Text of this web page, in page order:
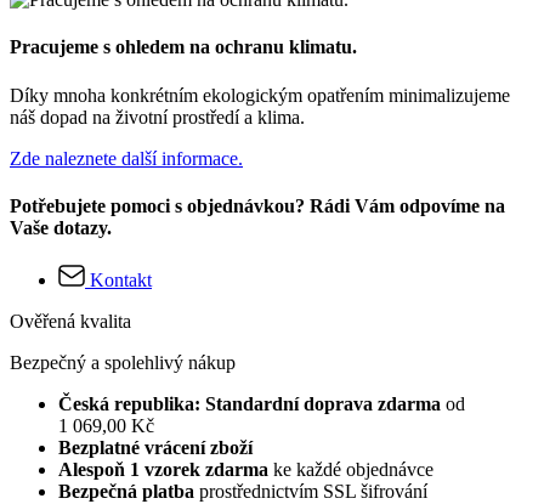
Pracujeme s ohledem na ochranu klimatu.
Díky mnoha konkrétním ekologickým opatřením minimalizujeme
náš dopad na životní prostředí a klima.
Zde naleznete další informace.
Potřebujete pomoci s objednávkou? Rádi Vám odpovíme na
Vaše dotazy.
Kontakt
Ověřená kvalita
Bezpečný a spolehlivý nákup
Česká republika: Standardní doprava zdarma od
1 069,00 Kč
Bezplatné vrácení zboží
Alespoň 1 vzorek zdarma ke každé objednávce
Bezpečná platba prostřednictvím SSL šifrování